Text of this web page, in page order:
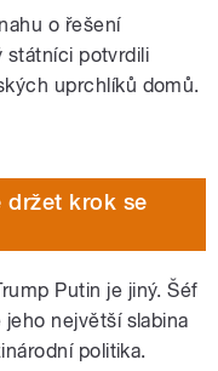
o řešení
státníci potvrdili
uprchlíků domů.
držet krok se
Putin je jiný. Šéf
největší slabina
politika.